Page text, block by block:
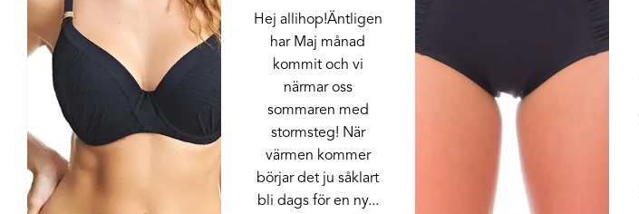
Hej allihop!Äntligen
har Maj månad
kommit och vi
närmar oss
sommaren med
stormsteg! När
värmen kommer
börjar det ju såklart
bli dags för en ny...